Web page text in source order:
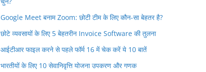
Google Meet बनाम Zoom: छोटी टीम के लिए कौन-सा बेहतर है?
छोटे व्यवसायों के लिए 5 बेहतरीन Invoice Software की तुलना
आईटीआर फाइल करने से पहले फॉर्म 16 में चेक करें ये 10 बातें
भारतीयों के लिए 10 सेवानिवृत्ति योजना उपकरण और गणक